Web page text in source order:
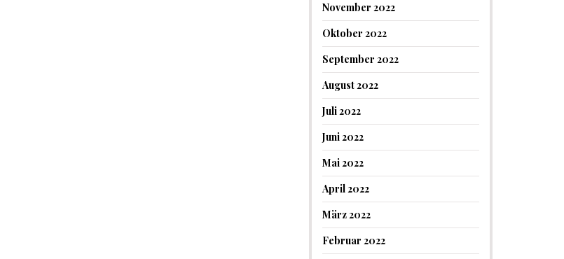
November 2022
Oktober 2022
September 2022
August 2022
Juli 2022
Juni 2022
Mai 2022
April 2022
März 2022
Februar 2022